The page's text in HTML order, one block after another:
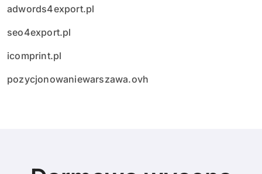
adwords4export.pl
seo4export.pl
icomprint.pl
pozycjonowaniewarszawa.ovh